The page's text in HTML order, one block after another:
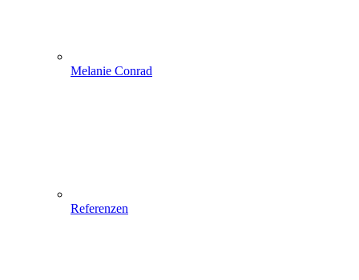
Melanie Conrad
Referenzen